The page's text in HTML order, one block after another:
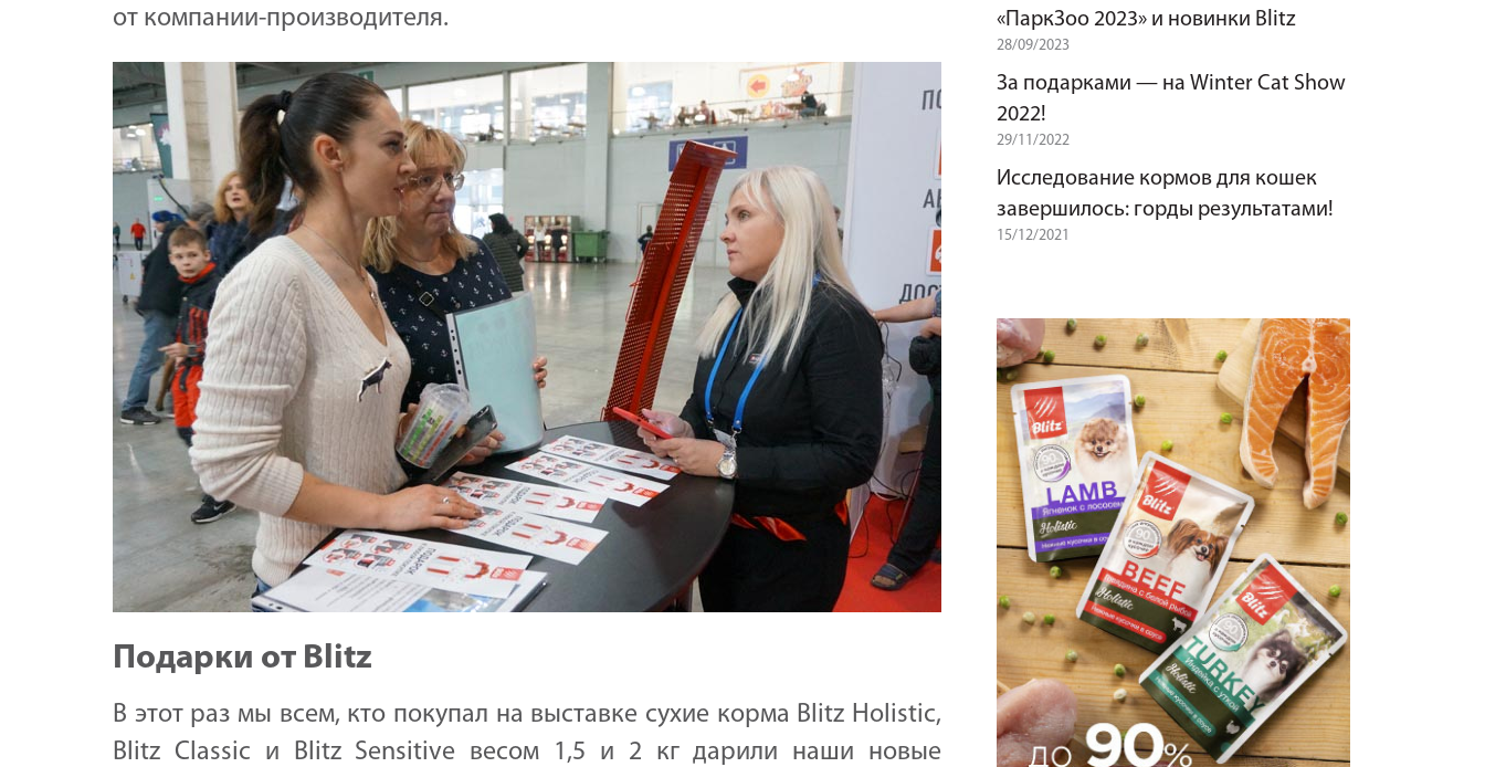
от компании-производителя.
Подарки от Blitz
В этот раз мы всем, кто покупал на выставке сухие корма Blitz Holistic,
Blitz Classic и Blitz Sensitive весом 1,5 и 2 кг дарили наши новые
«ПаркЗоо 2023» и новинки Blitz
28/09/2023
За подарками — на Winter Cat Show
2022!
29/11/2022
Исследование кормов для кошек
завершилось: горды результатами!
15/12/2021